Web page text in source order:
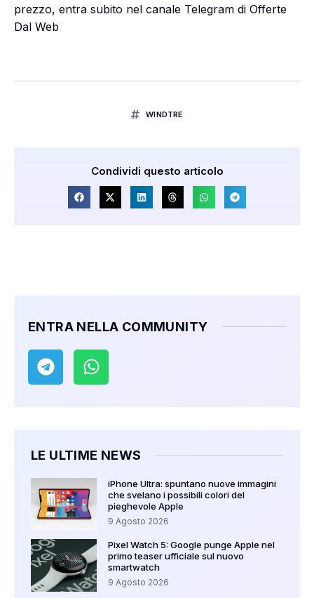
prezzo, entra subito nel canale Telegram di Offerte
Dal Web
WINDTRE
Condividi questo articolo
ENTRA NELLA COMMUNITY
LE ULTIME NEWS
iPhone Ultra: spuntano nuove immagini
che svelano i possibili colori del
pieghevole Apple
9 Agosto 2026
Pixel Watch 5: Google punge Apple nel
primo teaser ufficiale sul nuovo
smartwatch
9 Agosto 2026